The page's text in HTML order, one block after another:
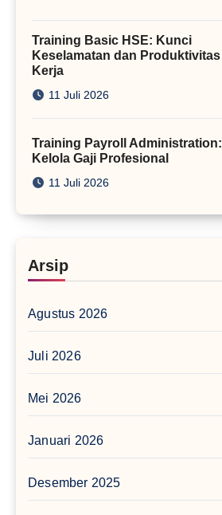
Training Basic HSE: Kunci
Keselamatan dan Produktivitas
Kerja
11 Juli 2026
Training Payroll Administration:
Kelola Gaji Profesional
11 Juli 2026
Arsip
Agustus 2026
Juli 2026
Mei 2026
Januari 2026
Desember 2025